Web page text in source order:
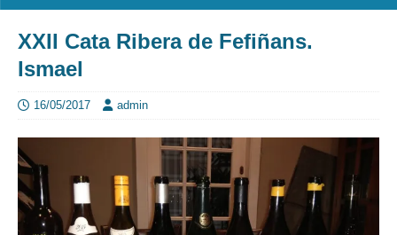
XXII Cata Ribera de Fefiñans.
Ismael
16/05/2017 admin